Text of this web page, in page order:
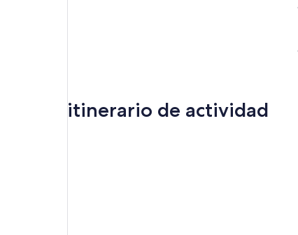
itinerario de actividad